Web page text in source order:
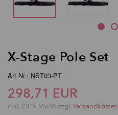
X-Stage Pole Set
Art.Nr.: NST03-PT
298,71 EUR
inkl. 23 % MwSt. zzgl. Versandkosten